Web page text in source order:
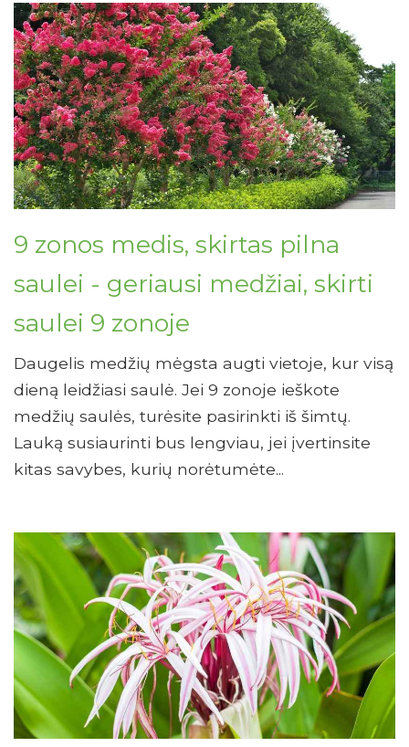
9 zonos medis, skirtas pilna
saulei - geriausi medžiai, skirti
saulei 9 zonoje
Daugelis medžių mėgsta augti vietoje, kur visą
dieną leidžiasi saulė. Jei 9 zonoje ieškote
medžių saulės, turėsite pasirinkti iš šimtų.
Lauką susiaurinti bus lengviau, jei įvertinsite
kitas savybes, kurių norėtumėte...